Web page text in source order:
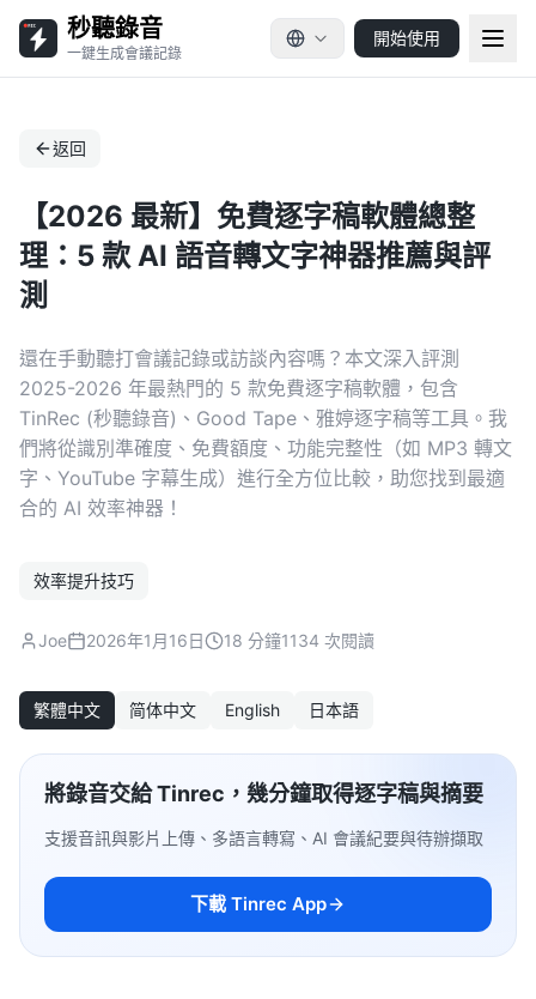
秒聽錄音
一鍵生成會議記錄
開始使用
返回
【2026 最新】免費逐字稿軟體總整
理：5 款 AI 語音轉文字神器推薦與評
測
還在手動聽打會議記錄或訪談內容嗎？本文深入評測
2025-2026 年最熱門的 5 款免費逐字稿軟體，包含
TinRec (秒聽錄音)、Good Tape、雅婷逐字稿等工具。我
們將從識別準確度、免費額度、功能完整性（如 MP3 轉文
字、YouTube 字幕生成）進行全方位比較，助您找到最適
合的 AI 效率神器！
效率提升技巧
Joe 2026年1月16日 18 分鐘1134 次閱讀
繁體中文 简体中文 English 日本語
將錄音交給 Tinrec，幾分鐘取得逐字稿與摘要
支援音訊與影片上傳、多語言轉寫、AI 會議紀要與待辦擷取
下載 Tinrec App